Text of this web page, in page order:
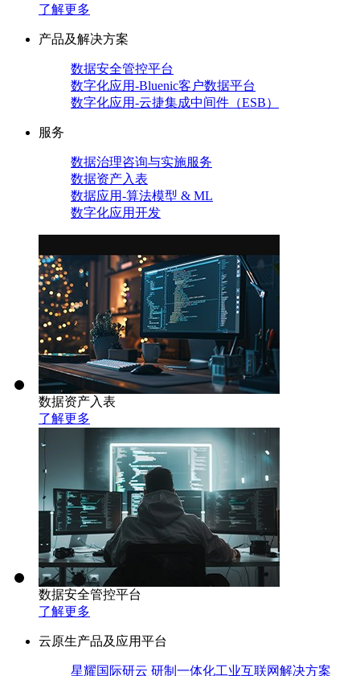
了解更多
产品及解决方案
数据安全管控平台
数字化应用-Bluenic客户数据平台
数字化应用-云捷集成中间件（ESB）
服务
数据治理咨询与实施服务
数据资产入表
数据应用-算法模型 & ML
数字化应用开发
数据资产入表
了解更多
数据安全管控平台
了解更多
云原生产品及应用平台
星耀国际研云 研制一体化工业互联网解决方案